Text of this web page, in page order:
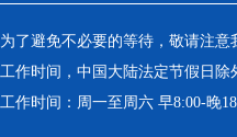
为了避免不必要的等待，敬请注
工作时间，中国大陆法定节假日除
工作时间：周一至周六 早8:00-晚